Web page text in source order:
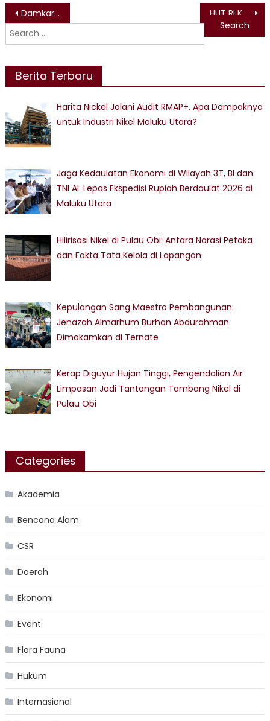
Post
navigation
Damkar Kota Ternate Segera Usulkan Penambahan Armada
HUT RI Ke-78, Tarian Klasik Khas Kepulauan Sula Sambut Tamu di Istana Negara
Search
for:
Berita Terbaru
Harita Nickel Jalani Audit RMAP+, Apa Dampaknya
untuk Industri Nikel Maluku Utara?
Jaga Kedaulatan Ekonomi di Wilayah 3T, BI dan
TNI AL Lepas Ekspedisi Rupiah Berdaulat 2026 di
Maluku Utara
Hilirisasi Nikel di Pulau Obi: Antara Narasi Petaka
dan Fakta Tata Kelola di Lapangan
Kepulangan Sang Maestro Pembangunan:
Jenazah Almarhum Burhan Abdurahman
Dimakamkan di Ternate
Kerap Diguyur Hujan Tinggi, Pengendalian Air
Limpasan Jadi Tantangan Tambang Nikel di
Pulau Obi
Categories
Akademia
Bencana Alam
CSR
Daerah
Ekonomi
Event
Flora Fauna
Hukum
Internasional